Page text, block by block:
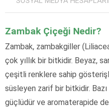
Zambak Çiçeği Nedir?
Zambak, zambakgiller
çok yıllık bir bitkidir. Beyaz,
çeşitli renklere sahip
süsleyen zarif bir bitkidir.
güçlüdür ve aromaterapide